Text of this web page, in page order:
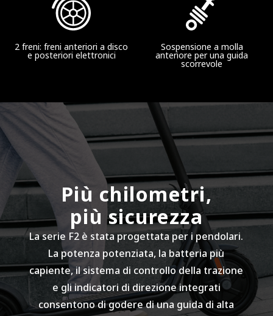
2 freni: freni anteriori a disco
e posteriori elettronici
Sospensione a molla
anteriore per una guida
scorrevole
Più chilometri,
più sicurezza
La serie F2 è stata progettata per i pendolari.
La potenza potenziata, la batteria più
capiente, il sistema di controllo della trazione
e gli indicatori di direzione integrati
consentono di godere di una guida di alta
Ammortizzatore
Sospensione a molla anteriore
Batteria
Capacità batteria
460 Wh
Sistema intelligente di gestione della batteria
(BMS)